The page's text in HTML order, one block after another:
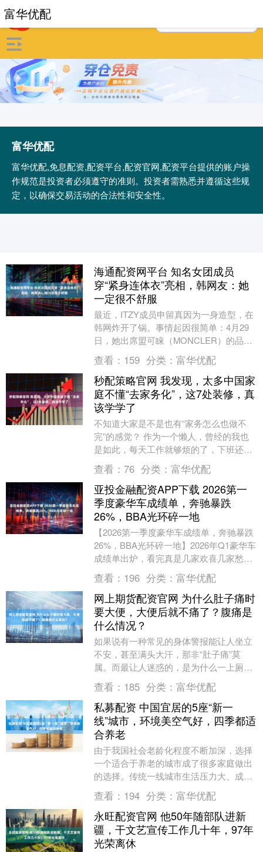
富华优配
富华优配,免息配资,配资平台,配资官网,配资平台提供的账户操
作规范是投资者必须遵守的准则。投资者需熟悉并遵循这些规
定，以确保交易活动的合法性和安全性。
富华优配
海通配资网平台 知名女团成员
穿“紧身连体衣”亮相，韩网友：她
一定很不舒服
最近，ITZY成员申留真因为一身造型，在
韩网炸开了锅。事情起因很简单：4月29
日，她出席盟可睐（MONCLER）的品牌
活动，结果一身“紧身连体衣外搭风衣”的
搭配....
查看： 159 分类： 富华优配
秒配策略官网 我发现，太多中国家
庭不懂“去家务化”，这7处装修，真
该学学了
不知道大家是不是也有“家务怎么也做不
完”的感觉？ 作为一个懒人，曾经的我也
是如此，每天工作就够烦的了，下班还要
做家务，真的是大大挤占了我的生活空
间，每天都过的紧....
查看： 76 分类： 富华优配
亚投金融配资APP下载 2026第一
季度豪华车成绩单，奔驰暴跌
26%，BBA光环碎一地
【2026第一季度豪华车成绩单，奔驰暴跌
26%，BBA光环碎一地】2026年Q1豪华车
成绩单出炉，看完真是几家欢喜几家愁！
大盘整体凉了，57.4万台的总销量，....
查看： 196 分类： 富华优配
网上期货配资官网 为什么肚子痛时
要大便，大便后就不痛了？腹痛是
什么情况？
如果说有一种常见的身体警报能让人坐立
不安，甚至满头大汗，那非“肚子痛”莫
属。而最让人迷惑的，是为什么一上厕所
大便后，腹痛就神奇般地消失了？这个过
程看起来很简单，....
查看： 185 分类： 富华优配
私募配资 中国宜居的5座“新一
线”城市，环境美空气好，四季都适
合养老
由于我国社会老龄化程度不断加深，选择
一个适合于养老的城市成了很多家庭做出
的选择。传统一线城市生活压力大、成本
高，但是“新一线”城市在保持经济活力的
同时，也给人们....
查看： 194 分类： 富华优配
永旺配资官网 他50年随部队进新
疆，干文艺宣传工作几十年，97年
光荣离休